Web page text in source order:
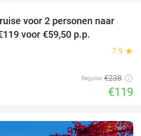
50%
voor 2 personen naar
voor €59,50 p.p.
7.9 star
Regulier €238
€119